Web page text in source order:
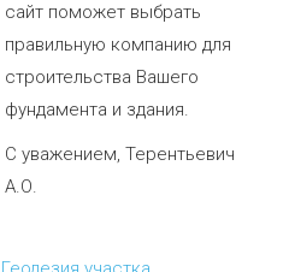
сайт поможет выбрать
правильную компанию для
строительства Вашего
фундамента и здания.
С уважением, Терентьевич
А.О.